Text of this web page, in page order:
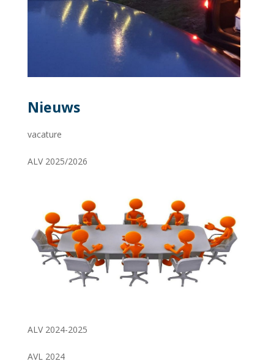
Nieuws
vacature
ALV 2025/2026
ALV 2024-2025
AVL 2024